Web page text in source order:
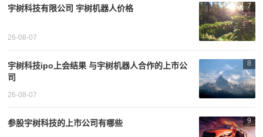
7
宇树科技有限公司 宇树机器人价格
26-08-07
8
宇树科技ipo上会结果 与宇树机器人合作的上市公
司
26-08-07
9
参股宇树科技的上市公司有哪些